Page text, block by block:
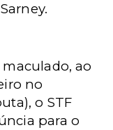
ao
no
o STF
para o